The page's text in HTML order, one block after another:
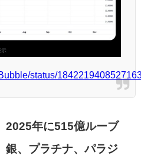
status/
2025年に515億ルーブ
銀、プラチナ、パラジ